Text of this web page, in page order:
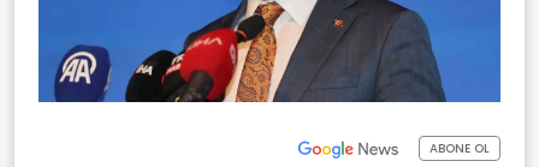
ABONE OL